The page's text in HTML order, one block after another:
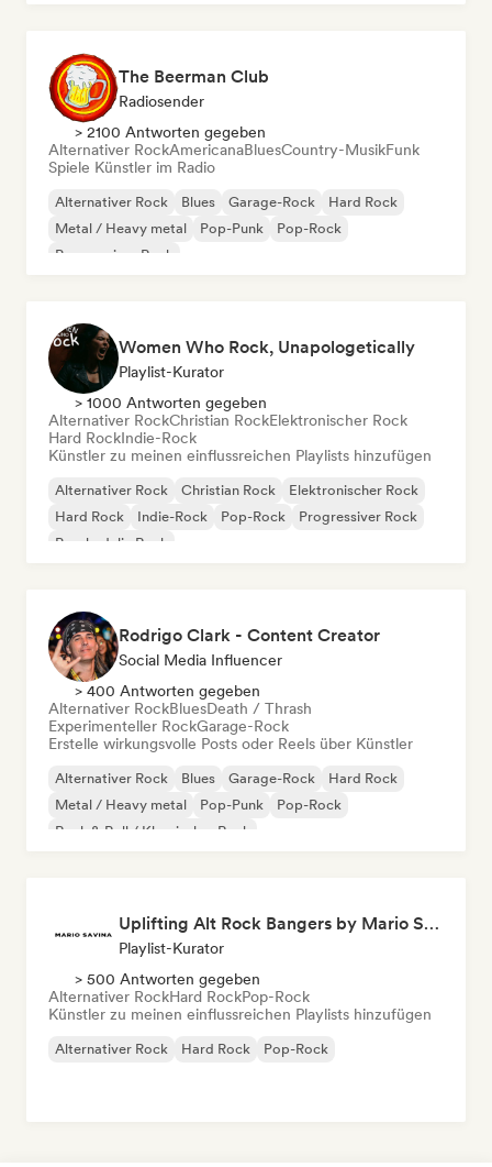
The Beerman Club
Radiosender
> 2100 Antworten gegeben
Alternativer RockAmericanaBluesCountry-MusikFunk
Spiele Künstler im Radio
Alternativer Rock Blues Garage-Rock
Hard Rock
Metal / Heavy metal
Pop-Punk
Pop-Rock
Progressiver Rock
Women Who Rock, Unapologetically
Playlist-Kurator
> 1000 Antworten gegeben
Alternativer RockChristian RockElektronischer Rock
Hard RockIndie-Rock
Künstler zu meinen einflussreichen Playlists hinzufügen
Alternativer Rock Christian Rock
Elektronischer Rock
Hard Rock
Indie-Rock Pop-Rock
Progressiver Rock
Psychedelic Rock
Rodrigo Clark - Content Creator
Social Media Influencer
> 400 Antworten gegeben
Alternativer RockBluesDeath / Thrash
Experimenteller RockGarage-Rock
Erstelle wirkungsvolle Posts oder Reels über Künstler
Alternativer Rock Blues Garage-Rock
Hard Rock
Metal / Heavy metal
Pop-Punk
Pop-Rock
Rock & Roll / Klassischer Rock
Uplifting Alt Rock Bangers by Mario Savina
Playlist-Kurator
> 500 Antworten gegeben
Alternativer RockHard RockPop-Rock
Künstler zu meinen einflussreichen Playlists hinzufügen
Alternativer Rock Hard Rock Pop-Rock